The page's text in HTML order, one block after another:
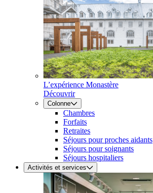
L’expérience Monastère
Découvrir
Colonne
Chambres
Forfaits
Retraites
Séjours pour proches aidants
Séjours pour soignants
Séjours hospitaliers
Activités et services